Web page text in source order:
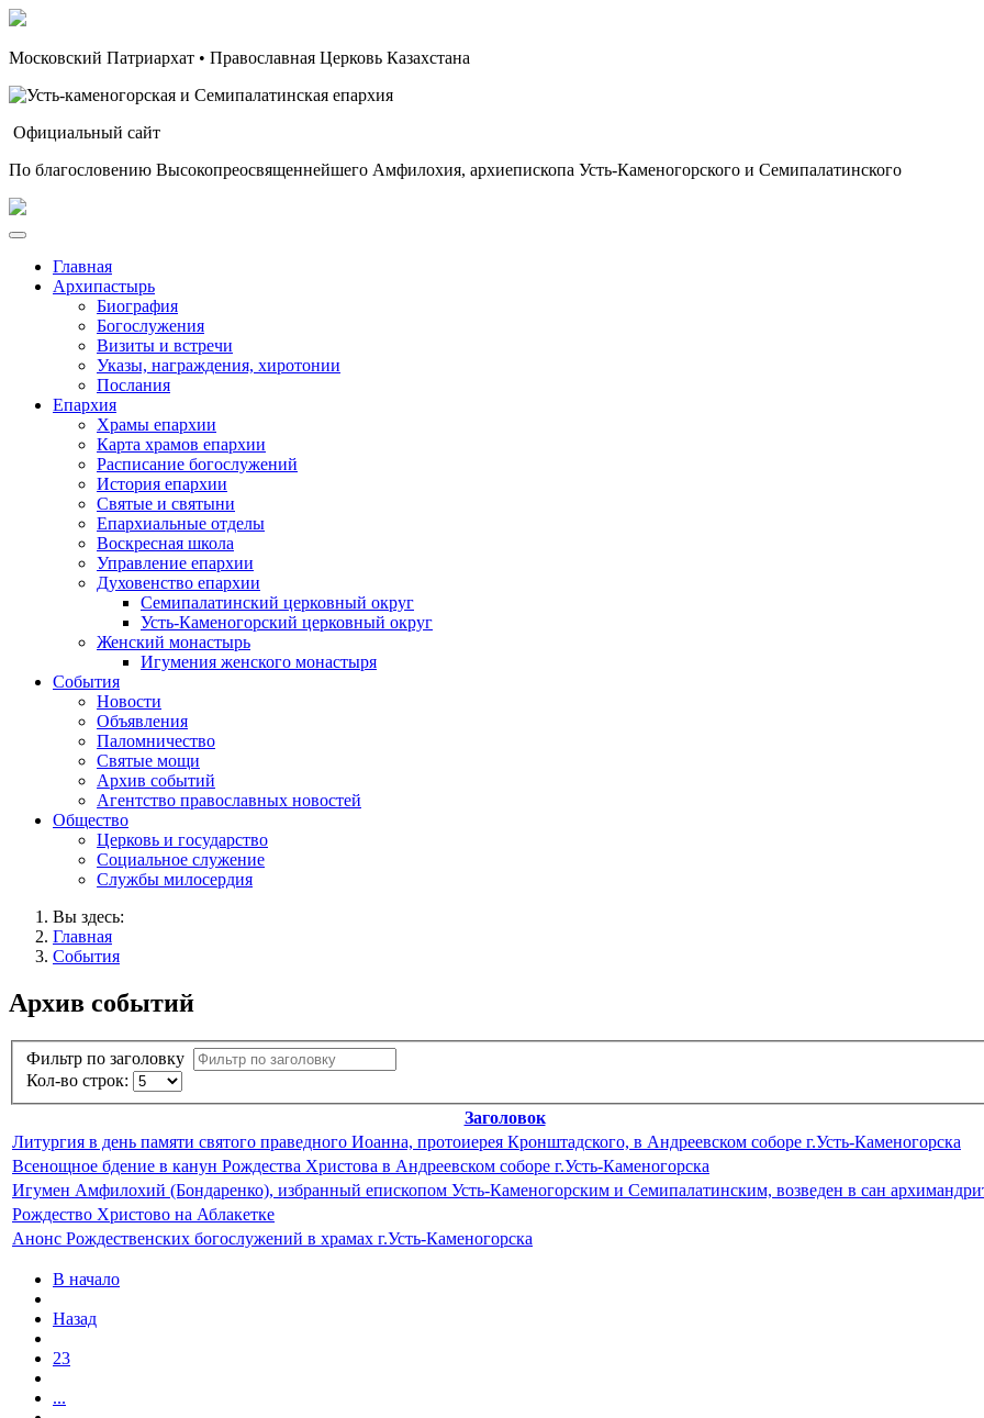
Московский Патриархат • Православная Церковь Казахстана
Официальный сайт
По благословению Высокопреосвященнейшего Амфилохия, архиепископа Усть-Каменогорского и Семипалатинского
Главная
Архипастырь
Биография
Богослужения
Визиты и встречи
Указы, награждения, хиротонии
Послания
Епархия
Храмы епархии
Карта храмов епархии
Расписание богослужений
История епархии
Святые и святыни
Епархиальные отделы
Воскресная школа
Управление епархии
Духовенство епархии
Семипалатинский церковный округ
Усть-Каменогорский церковный округ
Женский монастырь
Игумения женского монастыря
События
Новости
Объявления
Паломничество
Святые мощи
Архив событий
Агентство православных новостей
Общество
Церковь и государство
Социальное служение
Службы милосердия
Вы здесь:
Главная
События
Архив событий
Фильтр по заголовку
Кол-во строк:
Заголовок
Литургия в день памяти святого праведного Иоанна, протоиерея Кронштадского, в Андреевском соборе г.Усть-Каменогорска
Всенощное бдение в канун Рождества Христова в Андреевском соборе г.Усть-Каменогорска
Игумен Амфилохий (Бондаренко), избранный епископом Усть-Каменогорским и Семипалатинским, возведен в сан
Рождество Христово на Аблакетке
Анонс Рождественских богослужений в храмах г.Усть-Каменогорска
В начало
Назад
23
...